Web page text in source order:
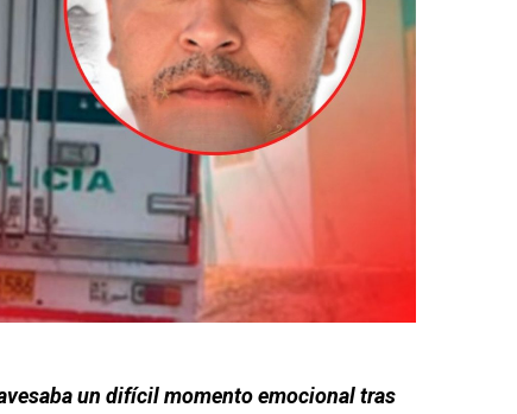
un difícil momento emocional tras